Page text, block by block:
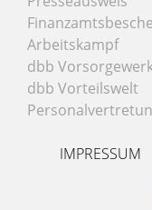
Arbeitskampf
dbb
dbb Vorteilswelt
IMPRESSUM